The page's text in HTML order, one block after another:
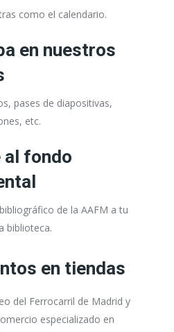
como el calendario.
en nuestros
pases de diapositivas,
etc.
al fondo
de la AAFM a tu
biblioteca.
en tiendas
del Ferrocarril de Madrid y
especializado en